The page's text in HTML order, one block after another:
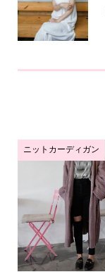
ニットカーディガン